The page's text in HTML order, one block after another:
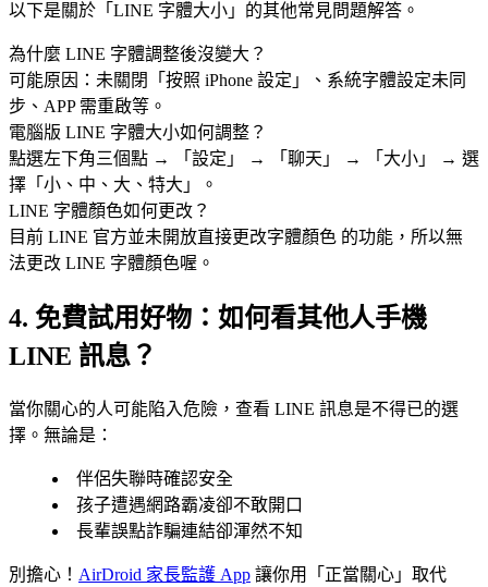
以下是關於「LINE 字體大小」的其他常見問題解答。
為什麼 LINE 字體調整後沒變大？
可能原因：未關閉「按照 iPhone 設定」、系統字體設定未同
步、APP 需重啟等。
電腦版 LINE 字體大小如何調整？
點選左下角三個點 → 「設定」 → 「聊天」 → 「大小」 → 選
擇「小、中、大、特大」。
LINE 字體顏色如何更改？
目前 LINE 官方並未開放直接更改字體顏色 的功能，所以無
法更改 LINE 字體顏色喔。
4. 免費試用好物：如何看其他人手機
LINE 訊息？
當你關心的人可能陷入危險，查看 LINE 訊息是不得已的選
擇。無論是：
伴侶失聯時確認安全
孩子遭遇網路霸凌卻不敢開口
長輩誤點詐騙連結卻渾然不知
別擔心！ AirDroid 家長監護 App 讓你用「正當關心」取代